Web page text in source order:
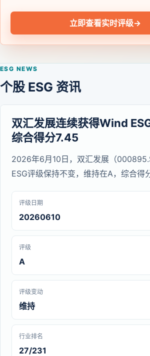
立即查看实时评级→
ESG NEWS
个股 ESG 资讯
双汇发展连续获得Wind
综合得分7.45
2026年6月10日，双汇发展（
ESG评级保持不变，维持在A，综合得
评级日期
20260610
评级
A
评级变动
维持
行业排名
27/231